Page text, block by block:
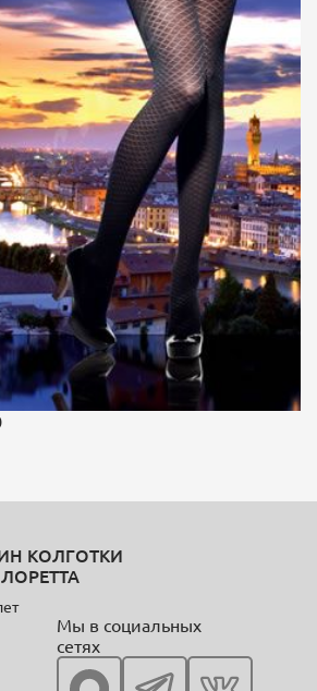
КОЛГОТКИ
Мы в социальных
сетях